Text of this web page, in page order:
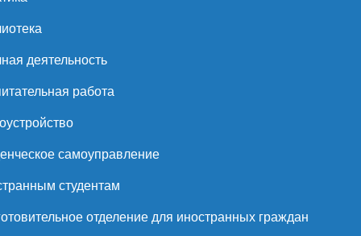
деятельность
работа
самоуправление
студентам
отделение для иностранных граждан